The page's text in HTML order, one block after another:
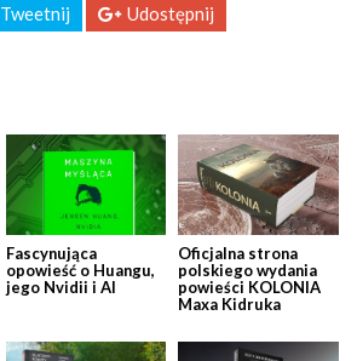
Tweetnij Udostępnij
Fascynująca
opowieść o Huangu,
jego Nvidii i AI
Oficjalna strona
polskiego wydania
powieści KOLONIA
Maxa Kidruka